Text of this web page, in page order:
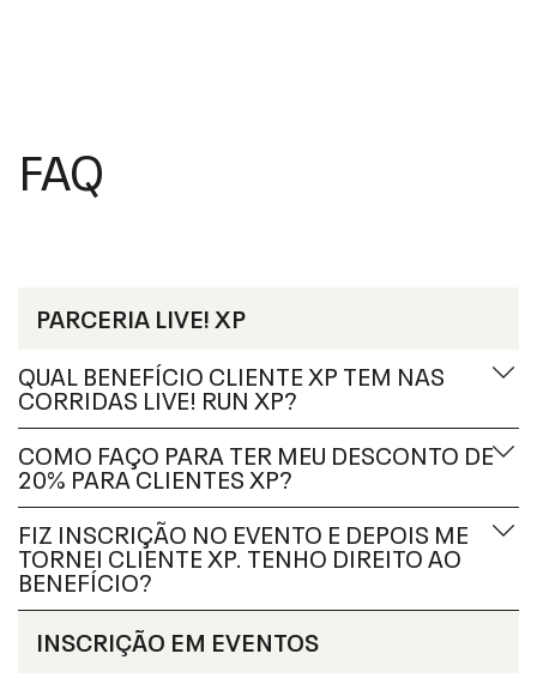
FAQ
PARCERIA LIVE! XP
QUAL BENEFÍCIO CLIENTE XP TEM NAS
CORRIDAS LIVE! RUN XP?
COMO FAÇO PARA TER MEU DESCONTO DE
20% PARA CLIENTES XP?
FIZ INSCRIÇÃO NO EVENTO E DEPOIS ME
TORNEI CLIENTE XP. TENHO DIREITO AO
BENEFÍCIO?
INSCRIÇÃO EM EVENTOS